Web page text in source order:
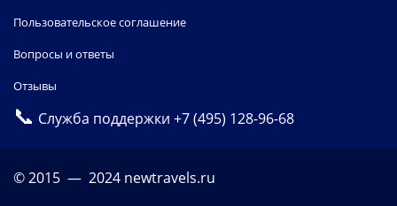
Пользовательское соглашение
Вопросы и ответы
Отзывы
📞 Служба поддержки +7 (495) 128-96-68
© 2015 — 2024 newtravels.ru